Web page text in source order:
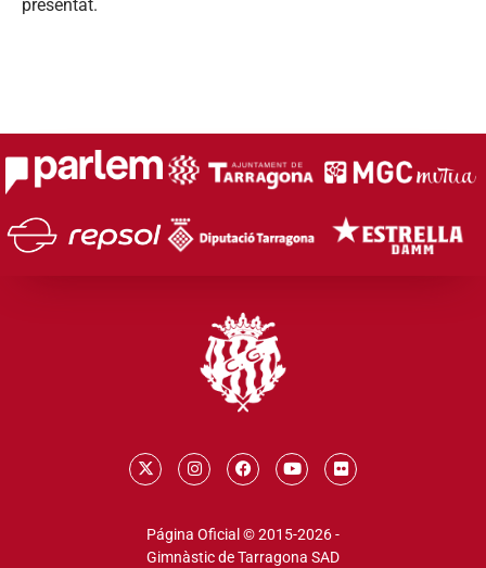
presentat.
Página Oficial © 2015-2026 -
Gimnàstic de Tarragona SAD